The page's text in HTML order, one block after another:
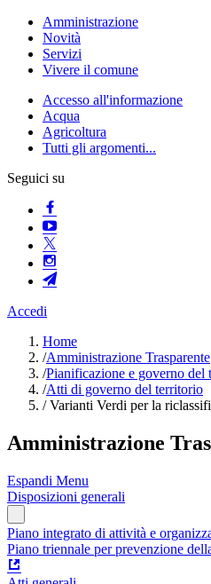
Amministrazione
Novità
Servizi
Vivere il comune
Accesso all'informazione
Acqua
Agricoltura
Tutti gli argomenti...
Seguici su
Accedi
Home
/Amministrazione Trasparente
/Pianificazione e governo del
/Atti di governo del territorio
/Varianti Verdi per la
Amministrazione
Espandi Menu
Disposizioni generali
Piano integrato di attività e
Piano triennale per prevenzione